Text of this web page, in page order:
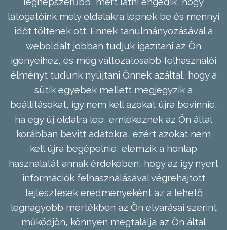
látogatóink mely oldalakra lépnek be és mennyi
időt töltenek ott. Ennek tanulmányozásával a
weboldalt jobban tudjuk igazítani az Ön
igényeihez, és még változatosabb felhasználói
élményt tudunk nyújtani Önnek azáltal, hogy a
sütik egyebek mellett megjegyzik a
beállításokat, így nem kell azokat újra bevinnie,
ha egy új oldalra lép, emlékeznek az Ön által
korábban bevitt adatokra, ezért azokat nem
kell újra begépelnie, elemzik a honlap
használatát annak érdekében, hogy az így nyert
információk felhasználásával végrehajtott
fejlesztések eredményeként az a lehető
legnagyobb mértékben az Ön elvárásai szerint
működjön, könnyen megtalálja az Ön által